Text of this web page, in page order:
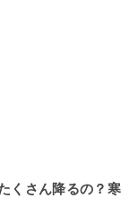
くさん降るの？寒